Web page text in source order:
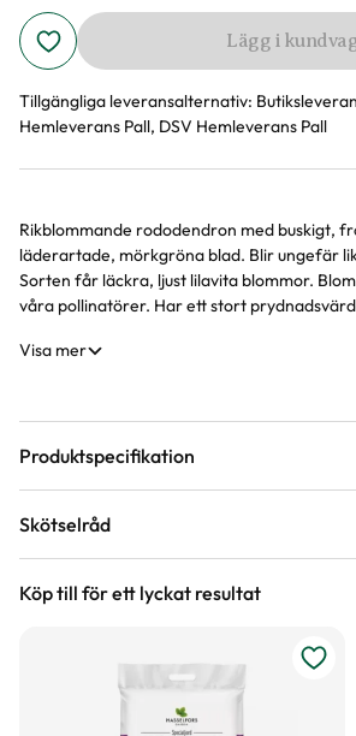
Lägg i
Tillgängliga leveransalternativ:
Hemleverans Pall, DSV Hemleverans Pall
Produktinformation
Rikblommande rododendron med buskigt,
läderartade, mörkgröna blad. Blir ungefär
Sorten får läckra, ljust lilavita blommor.
våra pollinatörer. Har ett stort
Visa mer
Produktspecifikation
Krukstorlek
Hur vi mäter
Höjd
Kvalitet - typ av planta Buskplanta
Skötselråd
Läge Sol till halvskugga
Vad är odlingszon?
Planteringsavstånd (cc)
Köp till för ett lyckat resultat